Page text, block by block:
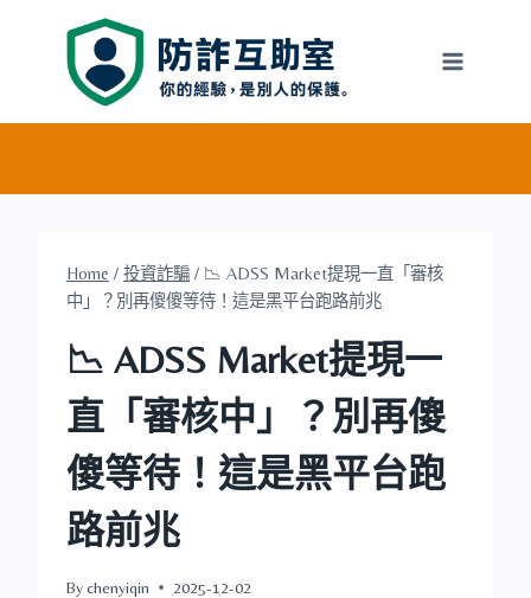
Home / 投資詐騙 / 📉 ADSS Market提現一直「審核
中」？別再傻傻等待！這是黑平台跑路前兆
📉 ADSS Market提現一
直「審核中」？別再傻
傻等待！這是黑平台跑
路前兆
Bychenyiqin 2025-12-02